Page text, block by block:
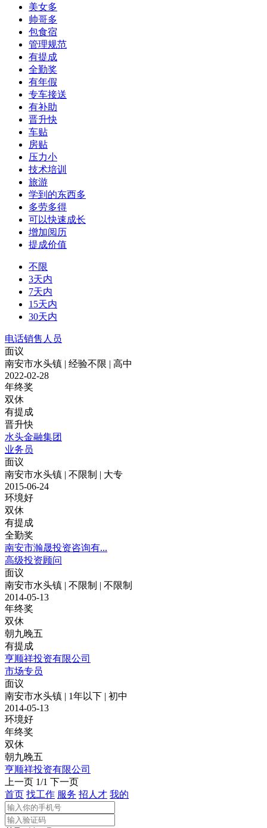
美女多
帅哥多
包食宿
管理规范
有提成
全勤奖
有年假
专车接送
有补助
晋升快
车贴
房贴
压力小
技术培训
旅游
学到的东西多
多劳多得
可以快速成长
增加阅历
提成价值
不限
3天内
7天内
15天内
30天内
电话销售人员
面议
南安市水头镇 | 经验不限 | 高中
2022-02-28
年终奖
双休
有提成
晋升快
水头金融集团
业务员
面议
南安市水头镇 | 不限制 | 大专
2015-06-24
环境好
双休
有提成
全勤奖
南安市瀚晟投资咨询有...
高级投资顾问
面议
南安市水头镇 | 不限制 | 不限制
2014-05-13
年终奖
双休
朝九晚五
有提成
亨顺祥投资有限公司
市场专员
面议
南安市水头镇 | 1年以下 | 初中
2014-05-13
环境好
年终奖
双休
朝九晚五
亨顺祥投资有限公司
上一页 1/1 下一页
首页 找工作 服务 招人才 我的